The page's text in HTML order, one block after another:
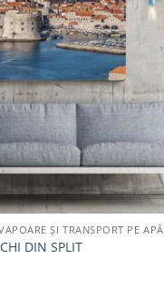
Adaugă
favorite
ȘI TRANSPORT PE APĂ
DIN SPLIT